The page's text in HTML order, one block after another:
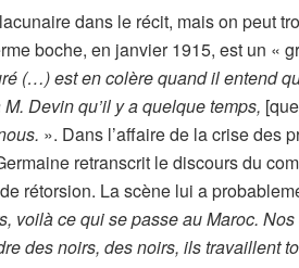
dans le récit, mais on peut
boche, en janvier 1915, est un «
(…) est en colère quand il entend
Devin qu’il y a quelque temps,
». Dans l’affaire de la crise des
retranscrit le discours du
rétorsion. La scène lui a
voilà ce qui se passe au Maroc.
des noirs, des noirs, ils travaillent